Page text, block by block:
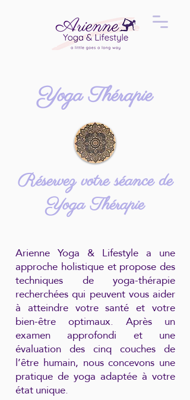
Yoga Thérapie
Réservez votre séance de
Yoga Thérapie
Arienne Yoga & Lifestyle a une
approche holistique et propose des
techniques de yoga-thérapie
recherchées qui peuvent vous aider
à atteindre votre santé et votre
bien-être optimaux. Après un
examen approfondi et une
évaluation des cinq couches de
l’être humain, nous concevons une
pratique de yoga adaptée à votre
état unique.